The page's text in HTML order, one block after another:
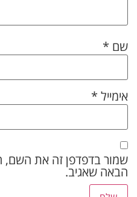
שם *
אימייל *
שמור בדפדפן זה את השם,
הבאה שאגיב.